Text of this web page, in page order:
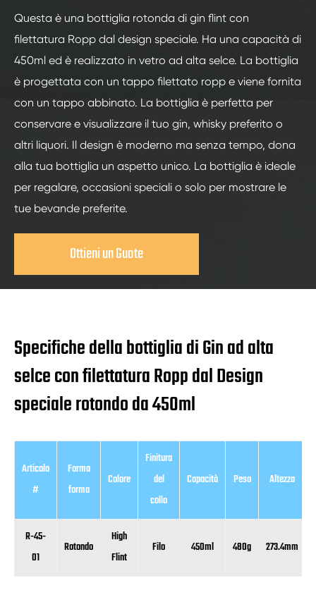
Questa è una bottiglia rotonda di gin flint con
filettatura Ropp dal design speciale. Ha una capacità di
450ml ed è realizzato in vetro ad alta selce. La bottiglia
è progettata con un tappo filettato ropp e viene fornita
con un tappo abbinato. La bottiglia è perfetta per
conservare e visualizzare il tuo gin, whisky preferito o
altri liquori. Il design è moderno ma senza tempo, dona
alla tua bottiglia un aspetto unico. La bottiglia è ideale
per regalare, occasioni speciali o solo per mostrare le
tue bevande preferite.
Ottieni un Guote
Specifiche della bottiglia di Gin ad alta
selce con filettatura Ropp dal Design
speciale rotondo da 450ml
Articolo
#
Forma
forma
Colore
Finitura
del
collo
Capacità Peso Altezza
R-45-
01
Rotondo
High
Flint
Filo 450ml 480g 273.4mm